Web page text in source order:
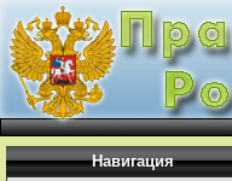
Навигация